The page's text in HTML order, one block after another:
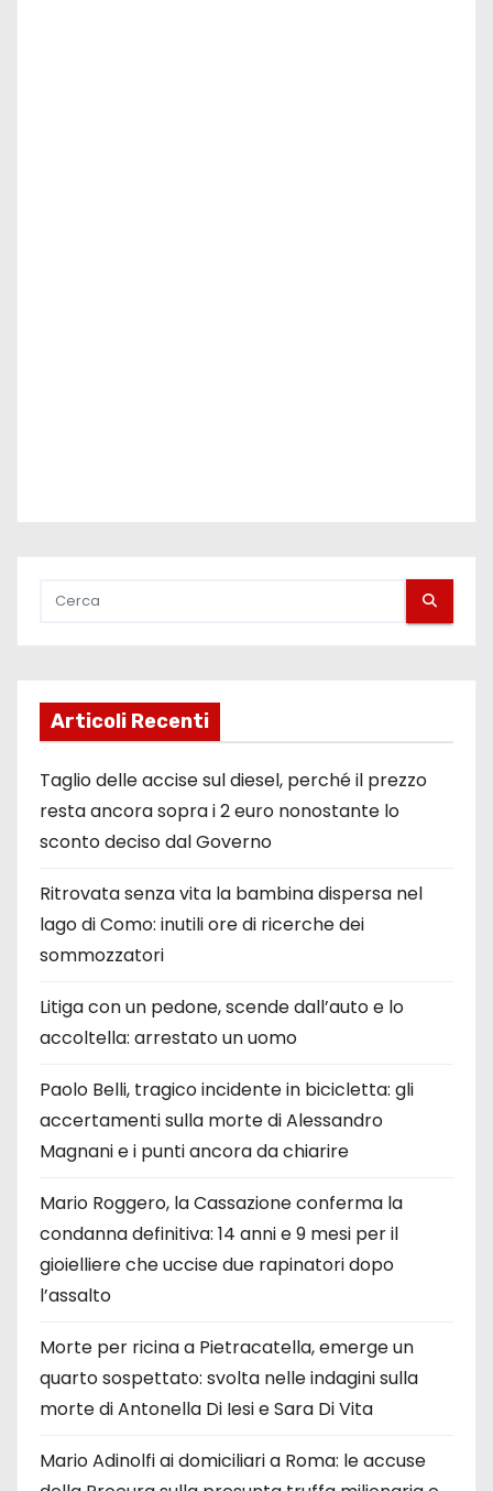
Articoli Recenti
Taglio delle accise sul diesel, perché il prezzo
resta ancora sopra i 2 euro nonostante lo
sconto deciso dal Governo
Ritrovata senza vita la bambina dispersa nel
lago di Como: inutili ore di ricerche dei
sommozzatori
Litiga con un pedone, scende dall’auto e lo
accoltella: arrestato un uomo
Paolo Belli, tragico incidente in bicicletta: gli
accertamenti sulla morte di Alessandro
Magnani e i punti ancora da chiarire
Mario Roggero, la Cassazione conferma la
condanna definitiva: 14 anni e 9 mesi per il
gioielliere che uccise due rapinatori dopo
l’assalto
Morte per ricina a Pietracatella, emerge un
quarto sospettato: svolta nelle indagini sulla
morte di Antonella Di Iesi e Sara Di Vita
Mario Adinolfi ai domiciliari a Roma: le accuse